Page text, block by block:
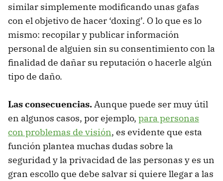
similar simplemente modificando unas gafas
con el objetivo de hacer ‘doxing’. O lo que es lo
mismo: recopilar y publicar información
personal de alguien sin su consentimiento con la
finalidad de dañar su reputación o hacerle algún
tipo de daño.
Las consecuencias.Aunque puede ser muy útil
en algunos casos, por ejemplo, para personas
con problemas de visión, es evidente que esta
función plantea muchas dudas sobre la
seguridad y la privacidad de las personas y es un
gran escollo que debe salvar si quiere llegar a las